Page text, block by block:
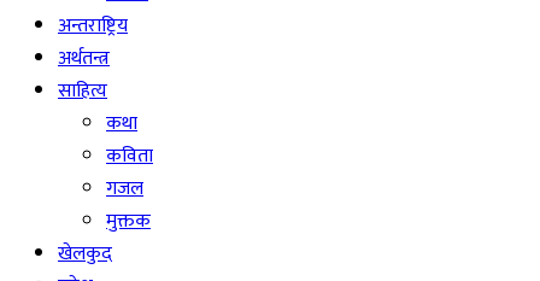
अन्तराष्ट्रिय
अर्थतन्त्र
साहित्य
कथा
कविता
गजल
मुक्तक
खेलकुद